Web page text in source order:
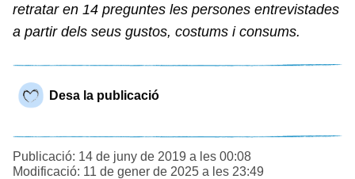
retratar en 14 preguntes les persones entrevistades
a partir dels seus gustos, costums i consums.
Desa la publicació
Publicació: 14 de juny de 2019 a les 00:08
Modificació: 11 de gener de 2025 a les 23:49